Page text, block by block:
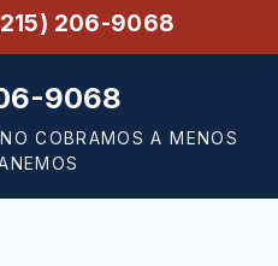
206-9068
9068
COBRAMOS A MENOS